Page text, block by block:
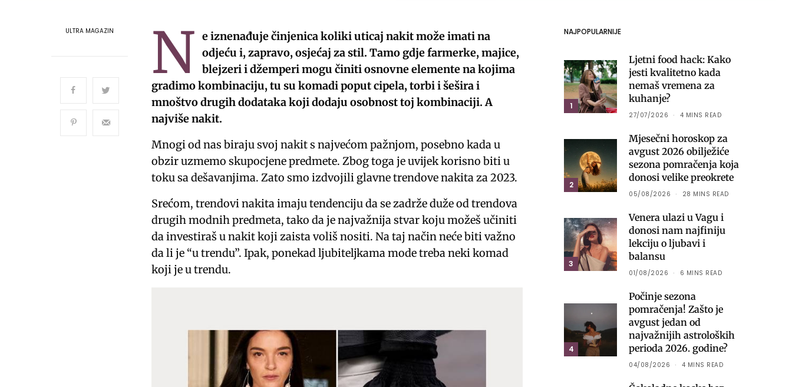
ULTRA MAGAZIN N e iznenađuje činjenica koliki uticaj nakit može imati na
odjeću i, zapravo, osjećaj za stil. Tamo gdje farmerke, majice,
blejzeri i džemperi mogu činiti osnovne elemente na kojima
gradimo kombinaciju, tu su komadi poput cipela, torbi i šešira i
mnoštvo drugih dodataka koji dodaju osobnost toj kombinaciji. A
najviše nakit.
Mnogi od nas biraju svoj nakit s najvećom pažnjom, posebno kada u
obzir uzmemo skupocjene predmete. Zbog toga je uvijek korisno biti u
toku sa dešavanjima. Zato smo izdvojili glavne trendove nakita za 2023.
Srećom, trendovi nakita imaju tendenciju da se zadrže duže od trendova
drugih modnih predmeta, tako da je najvažnija stvar koju možeš učiniti
da investiraš u nakit koji zaista voliš nositi. Na taj način neće biti važno
da li je “u trendu”. Ipak, ponekad ljubiteljkama mode treba neki komad
koji je u trendu.
NAJPOPULARNIJE
1
Ljetni food hack: Kako
jesti kvalitetno kada
nemaš vremena za
kuhanje?
27/07/2026 4 MINS READ
2
Mjesečni horoskop za
avgust 2026 obilježiće
sezona pomračenja koja
donosi velike preokrete
05/08/2026 28 MINS READ
3
Venera ulazi u Vagu i
donosi nam najfiniju
lekciju o ljubavi i
balansu
01/08/2026 6 MINS READ
4
Počinje sezona
pomračenja! Zašto je
avgust jedan od
najvažnijih astroloških
perioda 2026. godine?
04/08/2026 4 MINS READ